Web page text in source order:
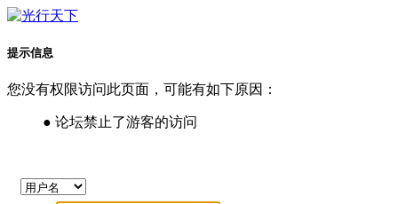
提示信息
您没有权限访问此页面，可能有如下原因：
● 论坛禁止了游客的访问